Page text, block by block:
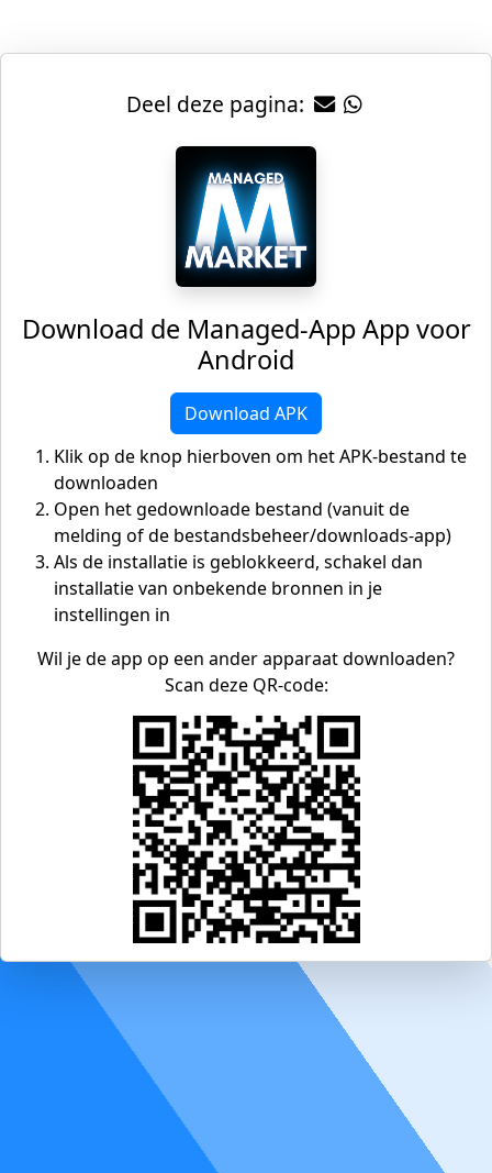
Deel deze pagina:
Download de Managed-App App voor
Android
Download APK
Klik op de knop hierboven om het APK-bestand te
downloaden
Open het gedownloade bestand (vanuit de
melding of de bestandsbeheer/downloads-app)
Als de installatie is geblokkeerd, schakel dan
installatie van onbekende bronnen in je
instellingen in
Wil je de app op een ander apparaat downloaden?
Scan deze QR-code: